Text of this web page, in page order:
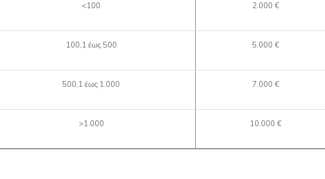
<100 2.000 €
100,1 έως 500 5.000 €
500,1 έως 1.000 7.000 €
>1.000 10.000 €